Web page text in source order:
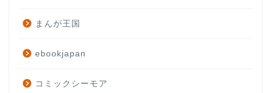
まんが王国
ebookjapan
コミックシーモア